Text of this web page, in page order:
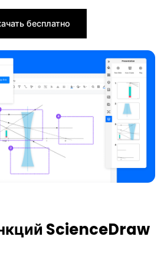
бесплатно
ScienceDraw